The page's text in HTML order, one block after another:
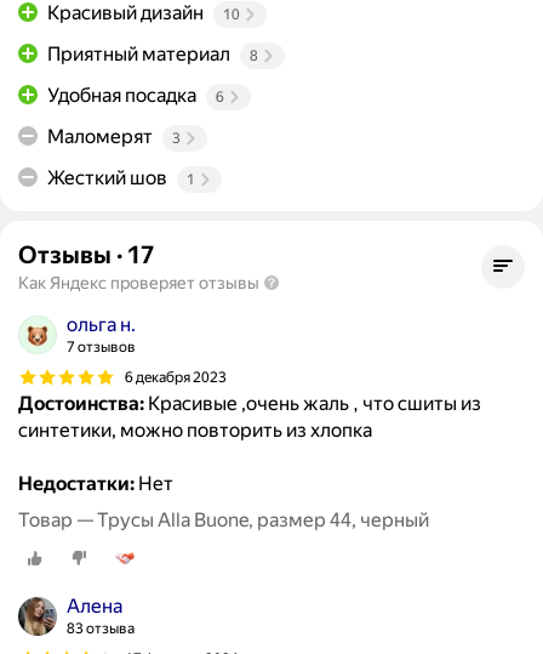
Красивый дизайн
10
Приятный материал 8
Удобная посадка 6
Маломерят 3
Жесткий шов 1
Отзывы · 17
Как Яндекс проверяет отзывы
ольга н.
7 отзывов
6 декабря 2023
Достоинства: Красивые ,очень жаль , что сшиты из
синтетики, можно повторить из хлопка
Недостатки: Нет
Товар — Трусы Alla Buone, размер 44, черный
Алена
83 отзыва